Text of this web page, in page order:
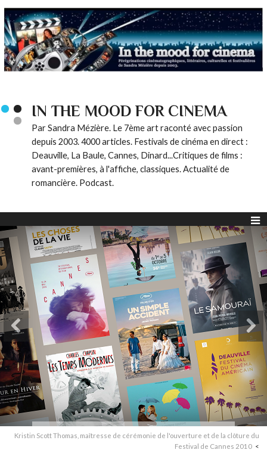
IN THE MOOD FOR CINEMA
Par Sandra Mézière. Le 7ème art raconté avec passion
depuis 2003. 4000 articles. Festivals de cinéma en direct :
Deauville, La Baule, Cannes, Dinard...Critiques de films :
avant-premières, à l'affiche, classiques. Actualité de
romancière. Podcast.
Kristin Scott Thomas, maîtresse de cérémonie de l'ouverture et de la clôture du
Festival de Cannes 2010